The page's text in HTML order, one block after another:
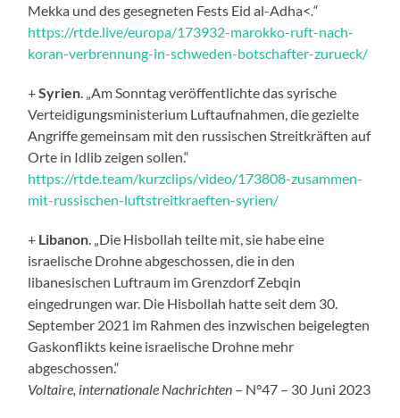
Mekka und des gesegneten Fests Eid al-Adha< .“
https://rtde.live/europa/173932-marokko-ruft-nach-
koran-verbrennung-in-schweden-botschafter-zurueck/
+Syrien . „Am Sonntag veröffentlichte das syrische
Verteidigungsministerium Luftaufnahmen, die gezielte
Angriffe gemeinsam mit den russischen Streitkräften auf
Orte in Idlib zeigen sollen.“
https://rtde.team/kurzclips/video/173808-zusammen-
mit-russischen-luftstreitkraeften-syrien/
+ Libanon . „Die Hisbollah teilte mit, sie habe eine
israelische Drohne abgeschossen, die in den
libanesischen Luftraum im Grenzdorf Zebqin
eingedrungen war. Die Hisbollah hatte seit dem 30.
September 2021 im Rahmen des inzwischen beigelegten
Gaskonflikts keine israelische Drohne mehr
abgeschossen.“
Voltaire, internationale Nachrichten – N°47 – 30 Juni 2023